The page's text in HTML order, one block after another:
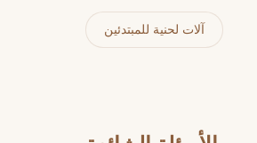
آلات لحنية للمبتدئين